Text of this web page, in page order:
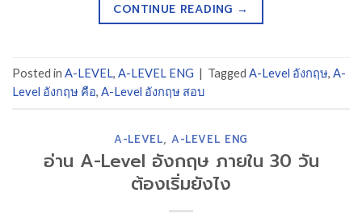
CONTINUE READING →
Posted in A-LEVEL, A-LEVEL ENG | Tagged A-Level อังกฤษ, A-
Level อังกฤษ คือ, A-Level อังกฤษ สอบ
A-LEVEL, A-LEVEL ENG
อ่าน A-Level อังกฤษ ภายใน 30 วัน
ต้องเริ่มยังไง